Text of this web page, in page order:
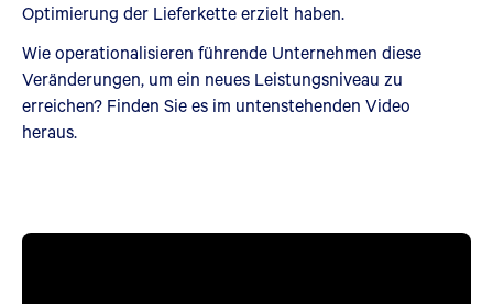
Optimierung der Lieferkette erzielt haben.
Wie operationalisieren führende Unternehmen diese
Veränderungen, um ein neues Leistungsniveau zu
erreichen? Finden Sie es im untenstehenden Video
heraus.